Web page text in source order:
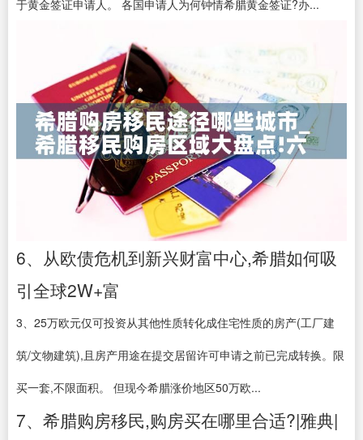
于黄金签证申请人。 各国申请人为何钟情希腊黄金签证?办...
6、从欧债危机到新兴财富中心,希腊如何吸
引全球2W+富
3、25万欧元仅可投资从其他性质转化成住宅性质的房产(工厂建
筑/文物建筑),且房产用途在提交居留许可申请之前已完成转换。限
买一套,不限面积。 但现今希腊涨价地区50万欧...
7、希腊购房移民,购房买在哪里合适?|雅典|